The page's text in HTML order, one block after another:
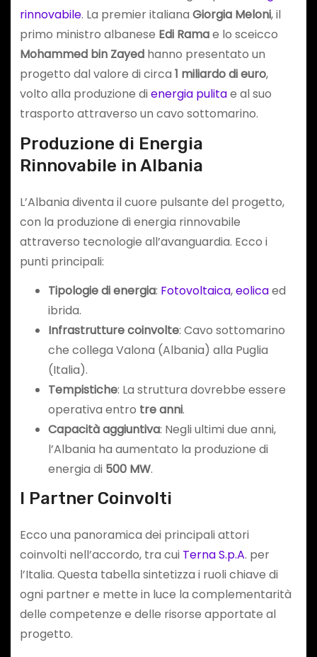
rinnovabile. La premier italiana Giorgia Meloni, il
primo ministro albanese Edi Ramae lo sceicco
Mohammed bin Zayedhanno presentato un
progetto dal valore di circa 1 miliardo di euro,
volto alla produzione dienergia pulitae al suo
trasporto attraverso un cavo sottomarino.
Produzione di Energia
Rinnovabile in Albania
L’Albania diventa il cuore pulsante del progetto,
con la produzione di energia rinnovabile
attraverso tecnologie all’avanguardia. Ecco i
punti principali:
Tipologie di energia: Fotovoltaica,eolicaed
ibrida.
Infrastrutture coinvolte: Cavo sottomarino
che collega Valona (Albania) alla Puglia
(Italia).
Tempistiche: La struttura dovrebbe essere
operativa entro tre anni.
Capacità aggiuntiva: Negli ultimi due anni,
l’Albania ha aumentato la produzione di
energia di 500 MW.
I Partner Coinvolti
Ecco una panoramica dei principali attori
coinvolti nell’accordo, tra cui Terna S.p.A. per
l’Italia. Questa tabella sintetizza i ruoli chiave di
ogni partner e mette in luce la complementarità
delle competenze e delle risorse apportate al
progetto.